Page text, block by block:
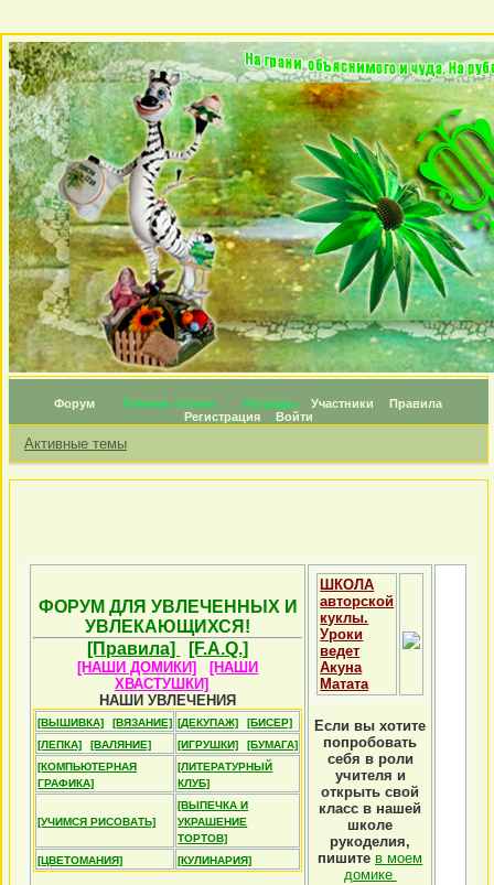
Форум Личные топики Награды Участники
Правила
Регистрация
Войти
Активные темы
ФОРУМ ДЛЯ УВЛЕЧЕННЫХ И
УВЛЕКАЮЩИХСЯ!
[Правила]
[F.A.Q.]
[НАШИ ДОМИКИ]
[НАШИ
ХВАСТУШКИ]
НАШИ УВЛЕЧЕНИЯ
[ВЫШИВКА] [ВЯЗАНИЕ] [ДЕКУПАЖ]
[БИСЕР]
[ЛЕПКА]
[ВАЛЯНИЕ] [ИГРУШКИ]
[БУМАГА]
[КОМПЬЮТЕРНАЯ
ГРАФИКА]
[ЛИТЕРАТУРНЫЙ
КЛУБ]
[УЧИМСЯ РИСОВАТЬ]
[ВЫПЕЧКА И
УКРАШЕНИЕ
ТОРТОВ]
[ЦВЕТОМАНИЯ]
[КУЛИНАРИЯ]
ШКОЛА
авторской
куклы.
Уроки
ведет
Акуна
Матата
Если вы хотите
попробовать
себя в роли
учителя и
открыть свой
класс в нашей
школе
рукоделия,
пишите в моем
домике